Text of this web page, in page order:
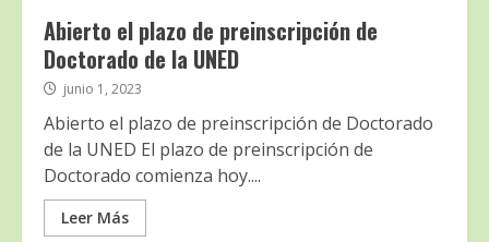
Abierto el plazo de preinscripción de
Doctorado de la UNED
junio 1, 2023
Abierto el plazo de preinscripción de Doctorado
de la UNED El plazo de preinscripción de
Doctorado comienza hoy....
Leer Más